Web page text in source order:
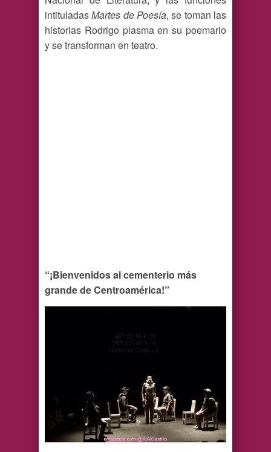
intituladasMartes de Poesía, se toman las
historias Rodrigo plasma en su poemario
y se transforman en teatro.
“¡Bienvenidos al cementerio más
grande de Centroamérica!”